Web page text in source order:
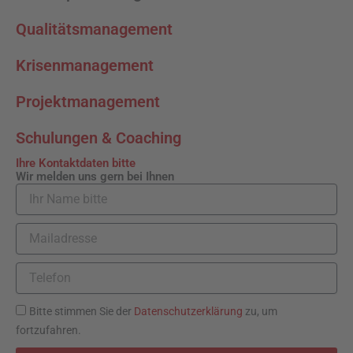
Qualitätsmanagement
Krisenmanagement
Projektmanagement
Schulungen & Coaching
Ihre Kontaktdaten bitte
Wir melden uns gern bei Ihnen
r
a
i
t
t
i
a
d
r
e
f
o
D
a
Bitte stimmen Sie der Datenschutzerklärung zu, um
fortzufahren.